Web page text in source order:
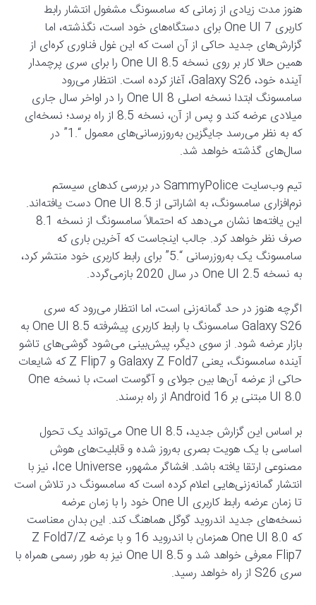
هنوز مدت زیادی از زمانی که سامسونگ مشغول انتشار رابط
کاربری One UI 7 برای دستگاه‌های خود است، نگذشته، اما
گزارش‌های جدید حاکی از آن است که این غول فناوری کره‌ای از
همین حالا کار بر روی نسخه One UI 8.5 را برای سری پرچمدار
آینده خود، Galaxy S26، آغاز کرده است. انتظار می‌رود
سامسونگ ابتدا نسخه اصلی One UI 8 را در اواخر سال جاری
میلادی عرضه کند و پس از آن، نسخه 8.5 از راه برسد؛ نسخه‌ای
که به نظر می‌رسد جایگزین به‌روزرسانی‌های معمول “.1” در
سال‌های گذشته خواهد شد.
تیم وب‌سایت SammyPolice در بررسی کدهای سیستم
نرم‌افزاری سامسونگ، به اشاراتی از One UI 8.5 دست یافته‌اند.
این یافته‌ها نشان می‌دهد که احتمالاً سامسونگ از نسخه 8.1
صرف نظر خواهد کرد. جالب اینجاست که آخرین باری که
سامسونگ یک به‌روزرسانی “.5” برای رابط کاربری خود منتشر کرد،
به نسخه One UI 2.5 در سال 2020 بازمی‌گردد.
اگرچه هنوز در حد گمانه‌زنی است، اما انتظار می‌رود که سری
Galaxy S26 سامسونگ با رابط کاربری پیشرفته One UI 8.5 به
بازار عرضه شود. از سوی دیگر، پیش‌بینی می‌شود گوشی‌های تاشو
آینده سامسونگ، یعنی Galaxy Z Fold7 و Z Flip7 که شایعات
حاکی از عرضه آن‌ها بین جولای و آگوست است، با نسخه One
UI 8.0 مبتنی بر Android 16 از راه برسند.
بر اساس این گزارش جدید، One UI 8.5 می‌تواند یک تحول
اساسی با یک هویت بصری به‌روز شده و قابلیت‌های هوش
مصنوعی ارتقا یافته باشد. افشاگر مشهور، Ice Universe، نیز با
انتشار گمانه‌زنی‌هایی اعلام کرده است که سامسونگ در تلاش است
تا زمان عرضه رابط کاربری One UI خود را با زمان عرضه
نسخه‌های جدید اندروید گوگل هماهنگ کند. این بدان معناست
که One UI 8.0 همزمان با اندروید 16 و با عرضه Z Fold7/Z
Flip7 معرفی خواهد شد و One UI 8.5 نیز به طور رسمی همراه با
سری S26 از راه خواهد رسید.